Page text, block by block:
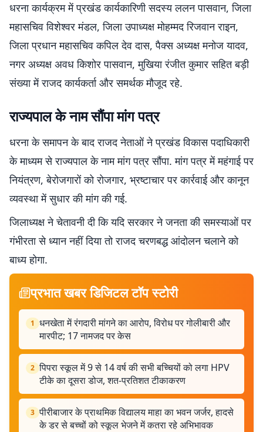
धरना कार्यक्रम में प्रखंड कार्यकारिणी सदस्य ललन पासवान, जिला
महासचिव विशेश्वर मंडल, जिला उपाध्यक्ष मोहम्मद रिजवान राइन,
जिला प्रधान महासचिव कपिल देव दास, पैक्स अध्यक्ष मनोज यादव,
नगर अध्यक्ष अवध किशोर पासवान, मुखिया रंजीत कुमार सहित बड़ी
संख्या में राजद कार्यकर्ता और समर्थक मौजूद रहे.
राज्यपाल के नाम सौंपा मांग पत्र
धरना के समापन के बाद राजद नेताओं ने प्रखंड विकास पदाधिकारी
के माध्यम से राज्यपाल के नाम मांग पत्र सौंपा. मांग पत्र में महंगाई पर
नियंत्रण, बेरोजगारों को रोजगार, भ्रष्टाचार पर कार्रवाई और कानून
व्यवस्था में सुधार की मांग की गई.
जिलाध्यक्ष ने चेतावनी दी कि यदि सरकार ने जनता की समस्याओं पर
गंभीरता से ध्यान नहीं दिया तो राजद चरणबद्ध आंदोलन चलाने को
बाध्य होगा.
प्रभात खबर डिजिटल टॉप स्टोरी
1 धनखेता में रंगदारी मांगने का आरोप, विरोध पर गोलीबारी और
मारपीट; 17 नामजद पर केस
2 पिपरा स्कूल में 9 से 14 वर्ष की सभी बच्चियों को लगा HPV
टीके का दूसरा डोज, शत-प्रतिशत टीकाकरण
3 पीरीबाजार के प्राथमिक विद्यालय माहा का भवन जर्जर, हादसे
के डर से बच्चों को स्कूल भेजने में कतरा रहे अभिभावक